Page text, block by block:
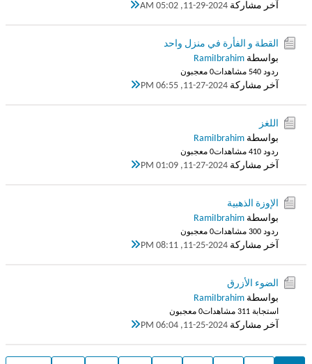
آخر مشاركة 11-29-2024, 05:02 AM
القطة و الفأرة في منزل واحد
بواسطة RamiIbrahim
ردود 0 54 مشاهدات 0 معجبون
آخر مشاركة 11-27-2024, 06:55 PM
اللغز
بواسطة RamiIbrahim
ردود 0 41 مشاهدات 0 معجبون
آخر مشاركة 11-27-2024, 01:09 PM
الإوزة الذهبية
بواسطة RamiIbrahim
ردود 0 30 مشاهدات 0 معجبون
آخر مشاركة 11-25-2024, 08:11 PM
الضوء الأزرق
بواسطة RamiIbrahim
استجابة 1 31 مشاهدات 0 معجبون
آخر مشاركة 11-25-2024, 06:04 PM